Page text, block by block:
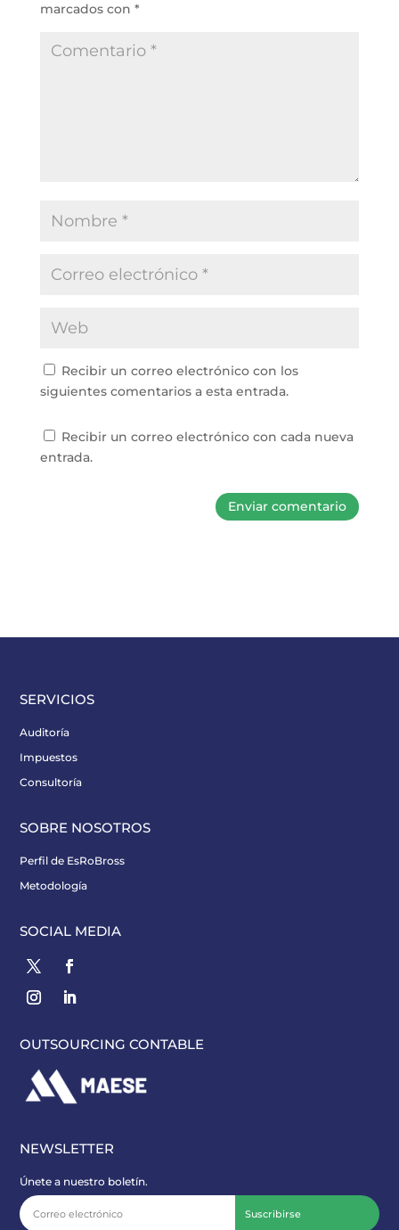
marcados con *
Recibir un correo electrónico con los
siguientes comentarios a esta entrada.
Recibir un correo electrónico con cada nueva
entrada.
SERVICIOS
Auditoría
Impuestos
Consultoría
SOBRE NOSOTROS
Perfil de EsRoBross
Metodología
SOCIAL MEDIA
OUTSOURCING CONTABLE
NEWSLETTER
Únete a nuestro boletín.
Suscribirse